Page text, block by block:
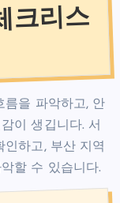
크리스
름을 파악하고, 안
이 생깁니다. 서
하고, 부산 지역
할 수 있습니다.